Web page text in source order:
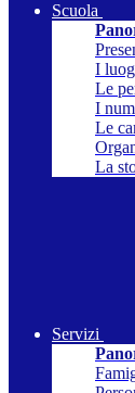
Scuola
I
Le
I
Le
La
Servizi